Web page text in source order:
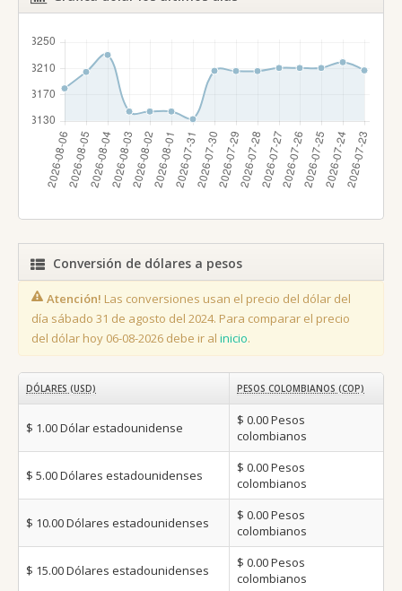
Conversión de dólares a pesos
Atención! Las conversiones usan el precio del dólar del
día sábado 31 de agosto del 2024. Para comparar el precio
del dólar hoy 06-08-2026 debe ir al inicio.
DÓLARES (USD) PESOS COLOMBIANOS (COP)
$ 1.00Dólar estadounidense $ 0.00Pesos
colombianos
$ 5.00Dólares estadounidenses $ 0.00Pesos
colombianos
$ 10.00Dólares estadounidenses $ 0.00Pesos
colombianos
$ 15.00Dólares estadounidenses $ 0.00Pesos
colombianos